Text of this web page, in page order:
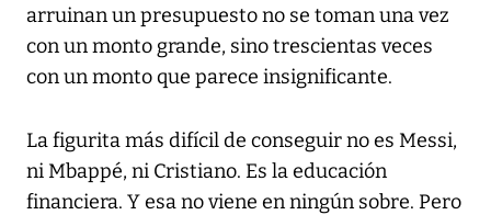
arruinan un presupuesto no se toman una vez
con un monto grande, sino trescientas veces
con un monto que parece insignificante.
La figurita más difícil de conseguir no es Messi,
ni Mbappé, ni Cristiano. Es la educación
financiera. Y esa no viene en ningún sobre. Pero